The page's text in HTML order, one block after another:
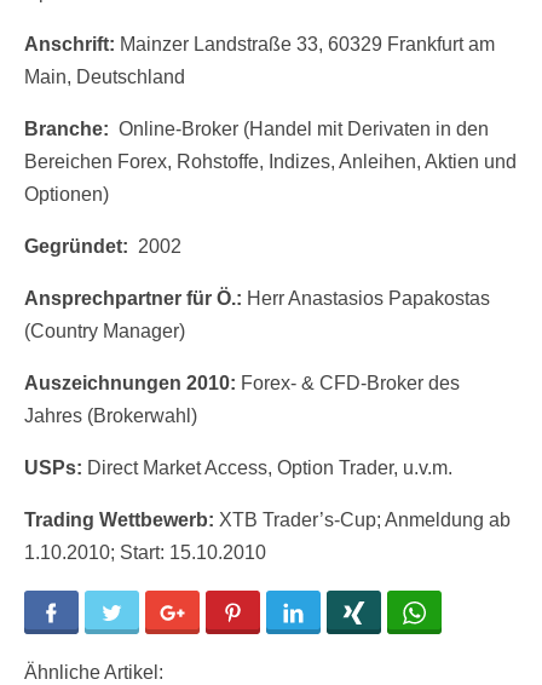
Anschrift: Mainzer Landstraße 33, 60329 Frankfurt am
Main, Deutschland
Branche: Online-Broker (Handel mit Derivaten in den
Bereichen Forex, Rohstoffe, Indizes, Anleihen, Aktien und
Optionen)
Gegründet: 2002
Ansprechpartner für Ö.: Herr Anastasios Papakostas
(Country Manager)
Auszeichnungen 2010: Forex- & CFD-Broker des
Jahres (Brokerwahl)
USPs: Direct Market Access, Option Trader, u.v.m.
Trading Wettbewerb: XTB Trader’s-Cup; Anmeldung ab
1.10.2010; Start: 15.10.2010
Facebook Twitter Google+ Pinterest LinkedIn
Ähnliche Artikel: